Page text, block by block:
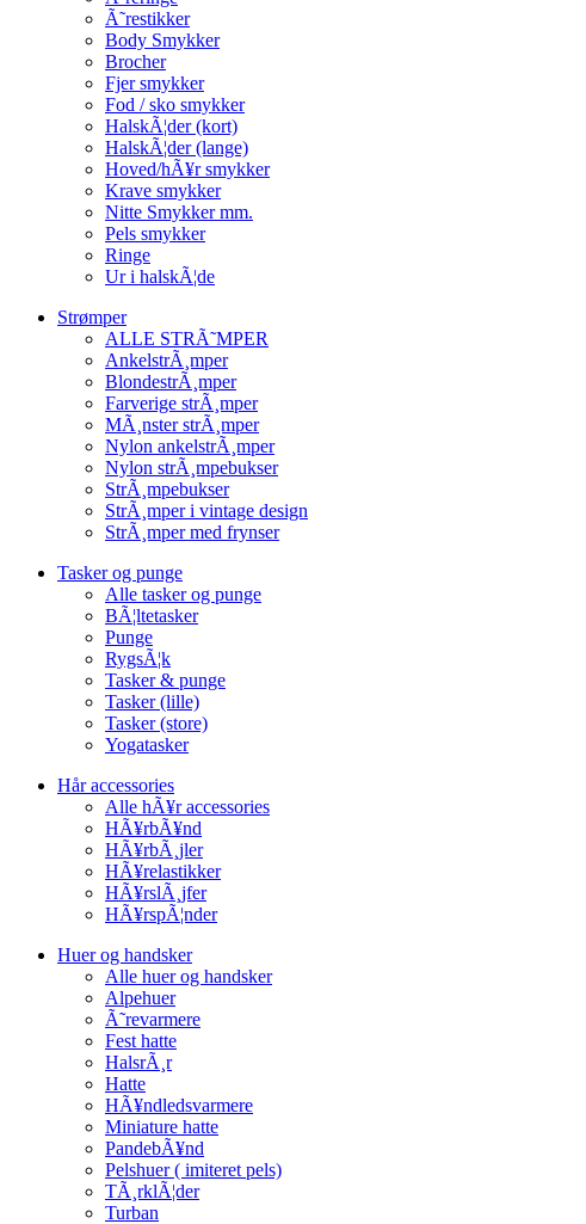
Ã˜restikker
Body Smykker
Brocher
Fjer smykker
Fod / sko smykker
HalskÃ¦der (kort)
HalskÃ¦der (lange)
Hoved/hÃ¥r smykker
Krave smykker
Nitte Smykker mm.
Pels smykker
Ringe
Ur i halskÃ¦de
Strømper
ALLE STRÃ˜MPER
AnkelstrÃ¸mper
BlondestrÃ¸mper
Farverige strÃ¸mper
MÃ¸nster strÃ¸mper
Nylon ankelstrÃ¸mper
Nylon strÃ¸mpebukser
StrÃ¸mpebukser
StrÃ¸mper i vintage design
StrÃ¸mper med frynser
Tasker og punge
Alle tasker og punge
BÃ¦ltetasker
Punge
RygsÃ¦k
Tasker & punge
Tasker (lille)
Tasker (store)
Yogatasker
Hår accessories
Alle hÃ¥r accessories
HÃ¥rbÃ¥nd
HÃ¥rbÃ¸jler
HÃ¥relastikker
HÃ¥rslÃ¸jfer
HÃ¥rspÃ¦nder
Huer og handsker
Alle huer og handsker
Alpehuer
Ã˜revarmere
Fest hatte
HalsrÃ¸r
Hatte
HÃ¥ndledsvarmere
Miniature hatte
PandebÃ¥nd
Pelshuer ( imiteret pels)
TÃ¸rklÃ¦der
Turban